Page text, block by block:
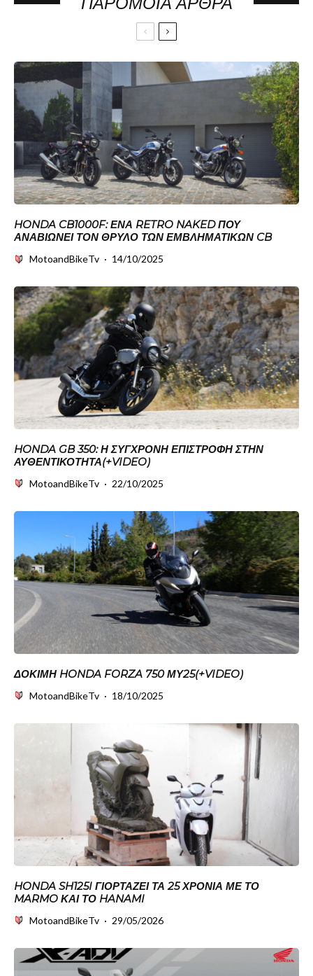
HONDA CB1000F: ΈΝΑ RETRO NAKED ΠΟΥ
ΑΝΑΒΙΏΝΕΙ ΤΟΝ ΘΡΎΛΟ ΤΩΝ ΕΜΒΛΗΜΑΤΙΚΏΝ CB
MotoandBikeTv · 14/10/2025
HONDA GB 350: Η ΣΎΓΧΡΟΝΗ ΕΠΙΣΤΡΟΦΉ ΣΤΗΝ
ΑΥΘΕΝΤΙΚΌΤΗΤΑ(+VIDEO)
MotoandBikeTv · 22/10/2025
ΔΟΚΙΜΗ HONDA FORZA 750 ΜΥ25(+VIDEO)
MotoandBikeTv · 18/10/2025
HONDA SH125I ΓΙΟΡΤΆΖΕΙ ΤΑ 25 ΧΡΌΝΙΑ ΜΕ ΤΟ
MARMO ΚΑΙ ΤΟ HANAMI
MotoandBikeTv · 29/05/2026